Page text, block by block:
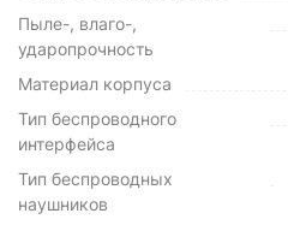
Пыле-, влаго-,
ударопрочность
Материал корпуса
Тип беспроводного
интерфейса
Тип беспроводных
наушников